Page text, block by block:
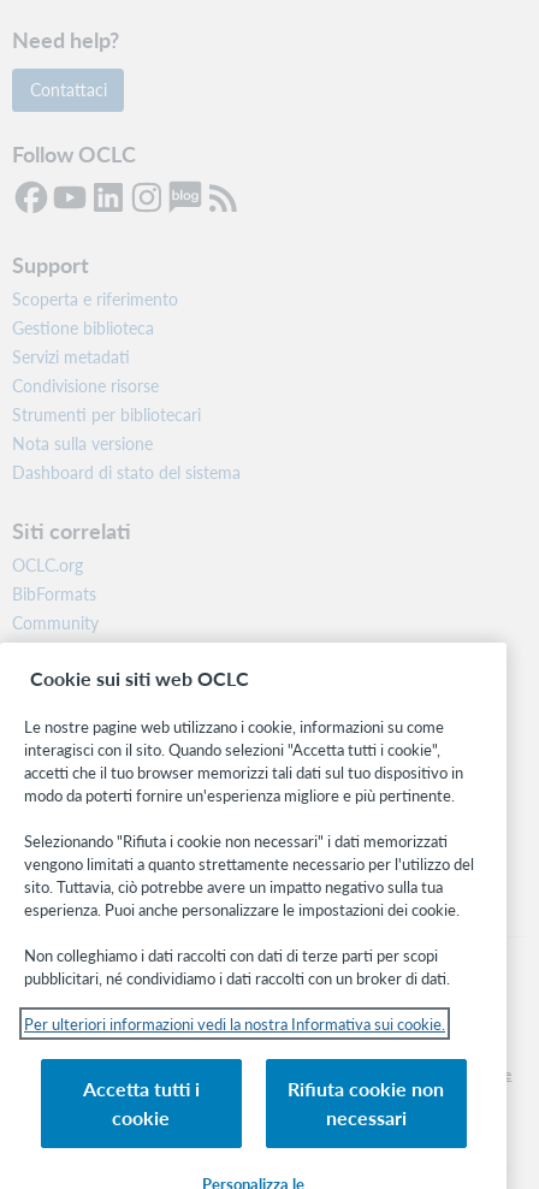
O
$e / $e
Status of order in LBS in ACQ
O
$o / $o
OPAC flag (Y or N)
Need help?
Contattaci
Follow OCLC
Support
Scoperta e riferimento
Gestione biblioteca
Servizi metadati
Condivisione risorse
Strumenti per bibliotecari
Nota sulla versione
Dashboard di stato del sistema
Siti correlati
OCLC.org
BibFormats
Community
Ricerca
WebJunction
Stay in the know.
Ricevi gli ultimi aggiornamenti di prodotti, ricerche, eventi e molto
altro direttamente nella tua casella di posta.
Subscribe now
© 2026 OCLC
Marchi e/o marchi di servizio nazionali e internazionali di OCLC, Inc. e delle sue
Informativa sui cookie Elenco e impostazioni dei cookie
Cookie sui siti web OCLC
Le nostre pagine web utilizzano i cookie, informazioni su come
interagisci con il sito. Quando selezioni "Accetta tutti i cookie",
accetti che il tuo browser memorizzi tali dati sul tuo dispositivo in
modo da poterti fornire un'esperienza migliore e più pertinente.
Selezionando "Rifiuta i cookie non necessari" i dati memorizzati
vengono limitati a quanto strettamente necessario per l'utilizzo del
sito. Tuttavia, ciò potrebbe avere un impatto negativo sulla tua
esperienza. Puoi anche personalizzare le impostazioni dei cookie.
Non colleghiamo i dati raccolti con dati di terze parti per scopi
pubblicitari, né condividiamo i dati raccolti con un broker di dati.
Per ulteriori informazioni vedi la nostra Informativa sui cookie.
Accetta tutti i
cookie
Rifiuta cookie non
necessari
Personalizza le